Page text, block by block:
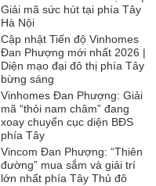
Giải mã sức hút tại phía Tây
Hà Nội
Cập nhật Tiến độ Vinhomes
Đan Phượng mới nhất 2026 |
Diện mạo đại đô thị phía Tây
bừng sáng
Vinhomes Đan Phượng: Giải
mã “thỏi nam châm” đang
xoay chuyển cục diện BĐS
phía Tây
Vincom Đan Phượng: “Thiên
đường” mua sắm và giải trí
lớn nhất phía Tây Thủ đô